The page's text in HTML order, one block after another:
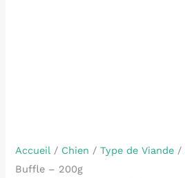
Accueil/ Chien /Type de Viande /
Buffle – 200g